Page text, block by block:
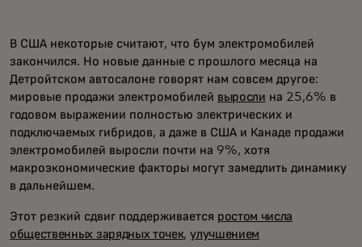
В США некоторые считают, что бум электромобилей
закончился. Но новые данные с прошлого месяца на
Детройтском автосалоне говорят нам совсем другое:
мировые продажи электромобилей выросли на 25,6% в
годовом выражении полностью электрических и
подключаемых гибридов, а даже в США и Канаде продажи
электромобилей выросли почти на 9%, хотя
макроэкономические факторы могут замедлить динамику
в дальнейшем.
Этот резкий сдвиг поддерживается ростом числа
общественных зарядных точек,улучшением